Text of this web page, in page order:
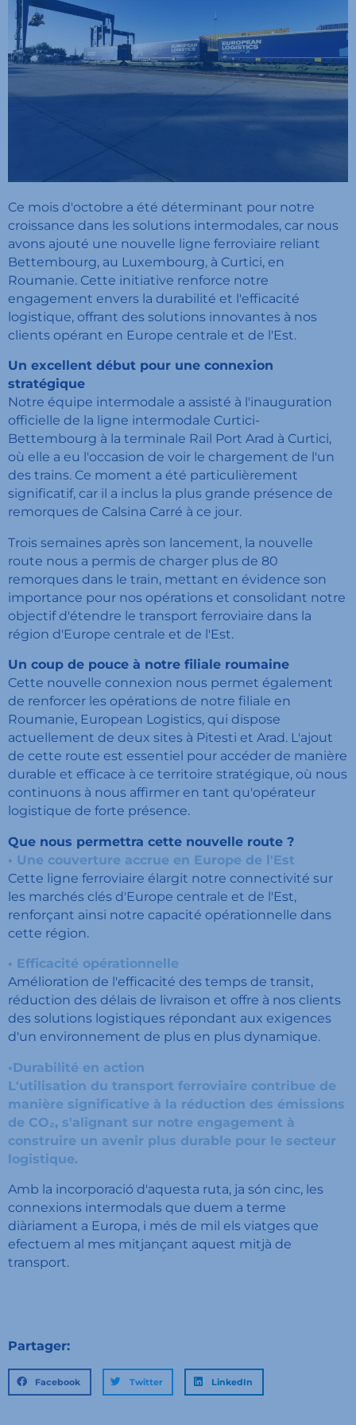
Ce mois d'octobre a été déterminant pour notre
croissance dans les solutions intermodales, car nous
avons ajouté une nouvelle ligne ferroviaire reliant
Bettembourg, au Luxembourg, à Curtici, en
Roumanie. Cette initiative renforce notre
engagement envers la durabilité et l'efficacité
logistique, offrant des solutions innovantes à nos
clients opérant en Europe centrale et de l'Est.
Un excellent début pour une connexion
stratégique
Notre équipe intermodale a assisté à l'inauguration
officielle de la ligne intermodale Curtici-
Bettembourg à la terminale Rail Port Arad à Curtici,
où elle a eu l'occasion de voir le chargement de l'un
des trains. Ce moment a été particulièrement
significatif, car il a inclus la plus grande présence de
remorques de Calsina Carré à ce jour.
Trois semaines après son lancement, la nouvelle
route nous a permis de charger plus de 80
remorques dans le train, mettant en évidence son
importance pour nos opérations et consolidant notre
objectif d'étendre le transport ferroviaire dans la
région d'Europe centrale et de l'Est.
Un coup de pouce à notre filiale roumaine
Cette nouvelle connexion nous permet également
de renforcer les opérations de notre filiale en
Roumanie, European Logistics, qui dispose
actuellement de deux sites à Pitesti et Arad. L'ajout
de cette route est essentiel pour accéder de manière
durable et efficace à ce territoire stratégique, où nous
continuons à nous affirmer en tant qu'opérateur
logistique de forte présence.
Que nous permettra cette nouvelle route ?
• Une couverture accrue en Europe de l'Est
Cette ligne ferroviaire élargit notre connectivité sur
les marchés clés d'Europe centrale et de l'Est,
renforçant ainsi notre capacité opérationnelle dans
cette région.
• Efficacité opérationnelle
Amélioration de l'efficacité des temps de transit,
réduction des délais de livraison et offre à nos clients
des solutions logistiques répondant aux exigences
d'un environnement de plus en plus dynamique.
•Durabilité en action
L'utilisation du transport ferroviaire contribue de
manière significative à la réduction des émissions
de CO₂, s'alignant sur notre engagement à
construire un avenir plus durable pour le secteur
logistique.
Amb la incorporació d'aquesta ruta, ja són cinc, les
connexions intermodals que duem a terme
diàriament a Europa, i més de mil els viatges que
efectuem al mes mitjançant aquest mitjà de
transport.
Partager:
Facebook Twitter LinkedIn